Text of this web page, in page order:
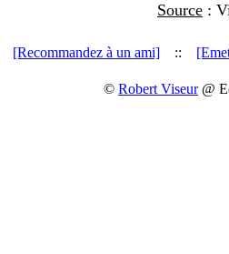
Source :
[Recommandez à un ami] ::
© Robert Viseur@